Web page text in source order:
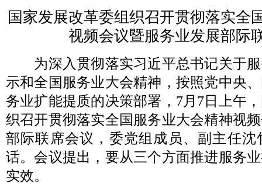
国家发展改革委组织召开贯彻落实全
视频会议暨服务业发展部际
为深入贯彻落实习近平总书记关于服
示和全国服务业大会精神，按照党中央
务业扩能提质的决策部署，7月7日上午
织召开贯彻落实全国服务业大会精神视
部际联席会议，委党组成员、副主任沈
话。会议提出，要从三个方面推进服务
实效。